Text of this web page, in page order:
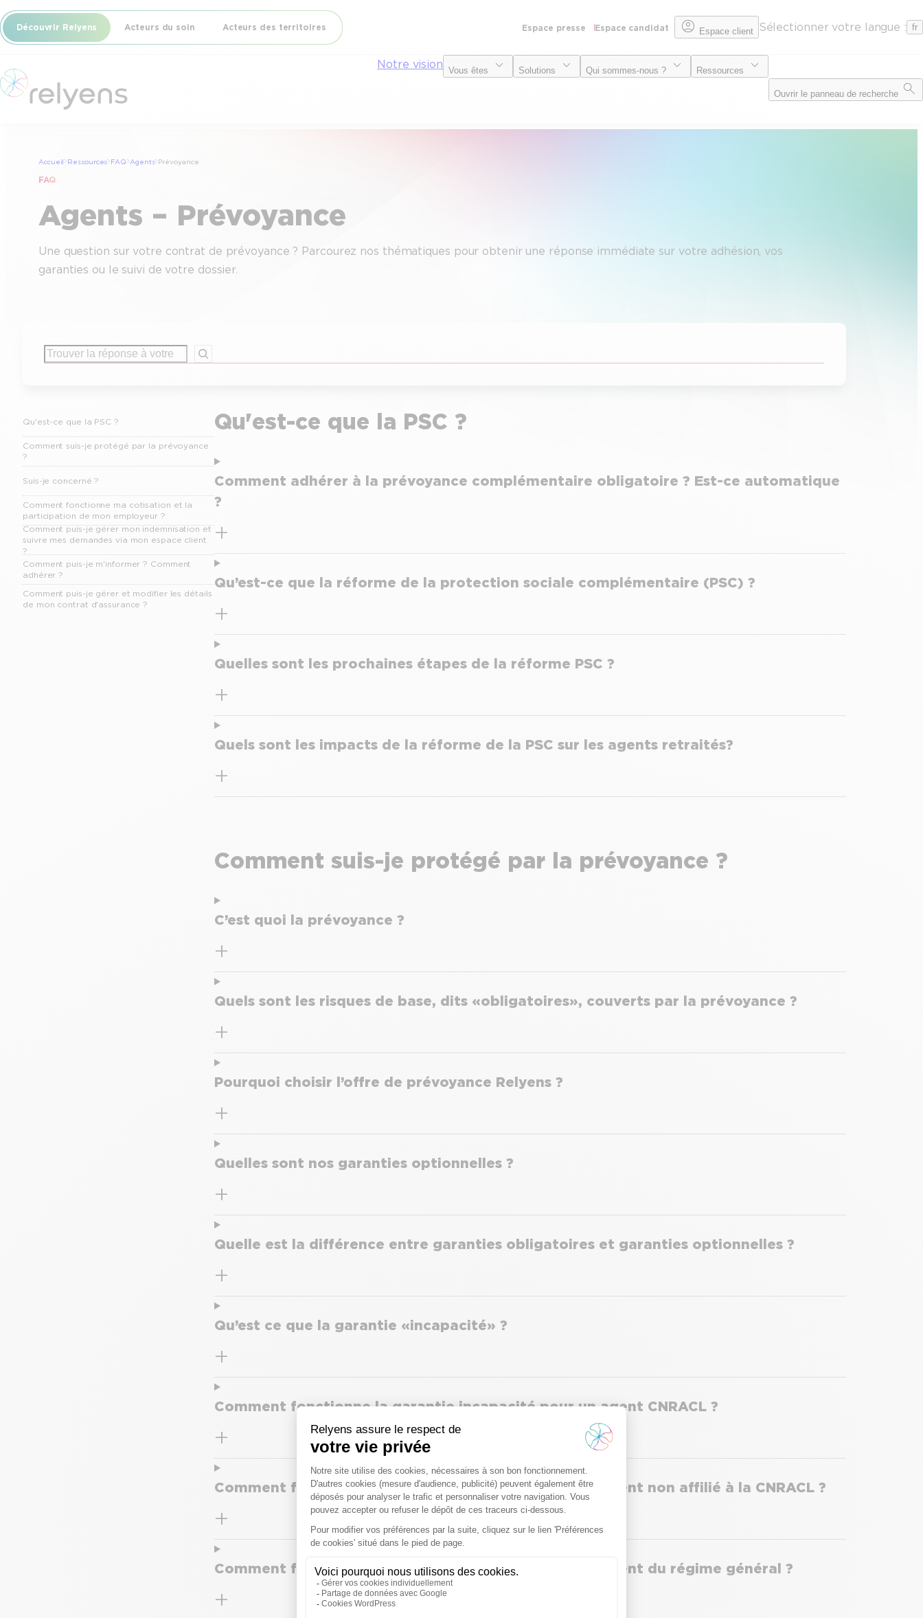
Découvrir Relyens Acteurs du soin Acteurs des territoires Espace presse Espace candidat Espace client Sélectionner votre langue : fr
Notre vision Vous êtes Solutions Qui sommes-nous ? Ressources
Ouvrir le panneau de recherche
Accueil Ressources FAQ Agents Prévoyance
FAQ
Agents – Prévoyance
Une question sur votre contrat de prévoyance ? Parcourez nos thématiques pour obtenir une réponse immédiate sur votre adhésion, vos
garanties ou le suivi de votre dossier.
Rechercher
Qu'est-ce que la PSC ?
Comment suis-je protégé par la prévoyance
?
Suis-je concerné ?
Comment fonctionne ma cotisation et la
participation de mon employeur ?
Comment puis-je gérer mon indemnisation et
suivre mes demandes via mon espace client
?
Comment puis-je m'informer ? Comment
adhérer ?
Comment puis-je gérer et modifier les détails
de mon contrat d'assurance ?
Qu'est-ce que la PSC ?
Comment adhérer à la prévoyance complémentaire obligatoire ? Est-ce automatique
?
Qu’est-ce que la réforme de la protection sociale complémentaire (PSC) ?
Quelles sont les prochaines étapes de la réforme PSC ?
Quels sont les impacts de la réforme de la PSC sur les agents retraités ?
Comment suis-je protégé par la prévoyance ?
C’est quoi la prévoyance ?
Quels sont les risques de base, dits « obligatoires », couverts par la prévoyance ?
Pourquoi choisir l’offre de prévoyance Relyens ?
Quelles sont nos garanties optionnelles ?
Quelle est la différence entre garanties obligatoires et garanties optionnelles ?
Qu’est ce que la garantie « incapacité » ?
Comment fonctionne la garantie incapacité pour un agent CNRACL ?
Comment fonctionne la garantie incapacité pour un agent non affilié à la CNRACL ?
Comment fonctionne la garantie incapacité pour un agent du régime général ?